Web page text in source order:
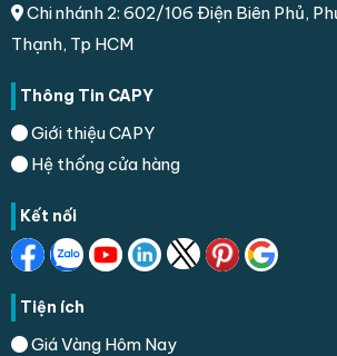
Chi nhánh 2: 602/106 Điện Biên Phủ,
Thạnh, Tp HCM
Thông Tin CAPY
Giới thiệu CAPY
Hệ thống cửa hàng
Kết nối
Tiện ích
Giá Vàng Hôm Nay